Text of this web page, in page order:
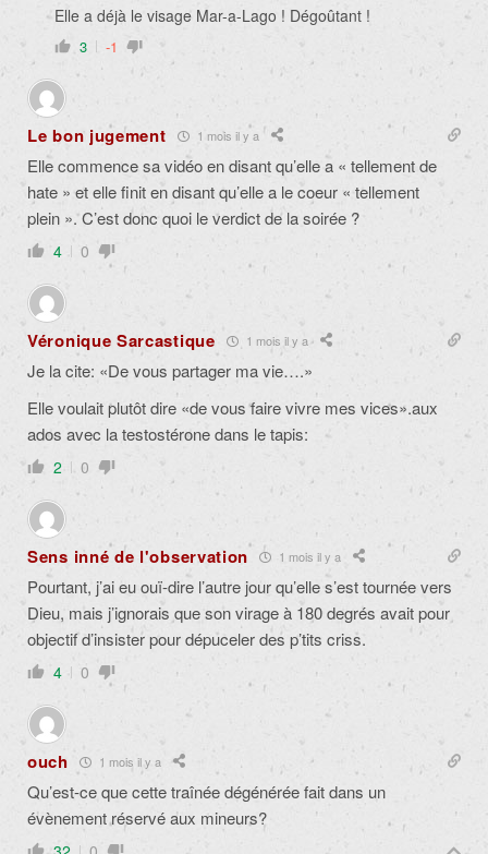
Elle a déjà le visage Mar-a-Lago ! Dégoûtant !
3 -1
Le bon jugement 1 mois il y a
Elle commence sa vidéo en disant qu’elle a « tellement de
hate » et elle finit en disant qu’elle a le coeur « tellement
plein ». C’est donc quoi le verdict de la soirée ?
4 0
Véronique Sarcastique 1 mois il y a
Je la cite: «De vous partager ma vie….»
Elle voulait plutôt dire «de vous faire vivre mes vices».aux
ados avec la testostérone dans le tapis:
2 0
Sens inné de l'observation 1 mois il y a
Pourtant, j’ai eu ouï-dire l’autre jour qu’elle s’est tournée vers
Dieu, mais j’ignorais que son virage à 180 degrés avait pour
objectif d’insister pour dépuceler des p’tits criss.
4 0
ouch 1 mois il y a
Qu’est-ce que cette traînée dégénérée fait dans un
évènement réservé aux mineurs?